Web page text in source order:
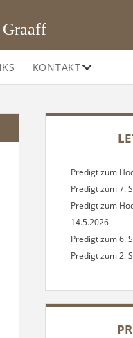
KONTAKTOffene
SIDEBAR
Predigt zum
Predigt zum 7.
Predigt zum
14.5.2026
Predigt zum 6.
Predigt zum 2.